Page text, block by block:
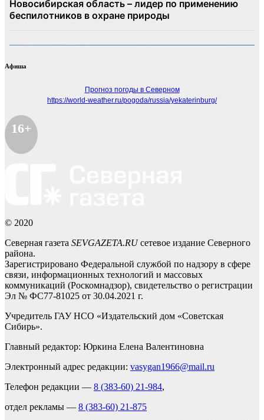
Афиша
Прогноз погоды в Северном
https://world-weather.ru/pogoda/russia/yekaterinburg/
16+
© 2020
Северная газета SEVGAZETA.RUсетевое издание Северного
района.
Зарегистрировано Федеральной службой по надзору в сфере
связи, информационных технологий и массовых
коммуникаций (Роскомнадзор), свидетельство о регистрации
Эл № ФС77-81025 от 30.04.2021 г.
Учредитель ГАУ НСО «Издательский дом «Советская
Сибирь».
Главный редактор: Юркина Елена Валентиновна
Электронный адрес редакции: vasygan1966@mail.ru
Телефон редакции — 8 (383-60) 21-984,
отдел рекламы — 8 (383-60) 21-875